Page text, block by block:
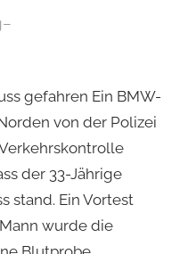
–
gefahren Ein BMW-
von der Polizei
der 33-Jährige
stand. Ein Vortest
wurde die